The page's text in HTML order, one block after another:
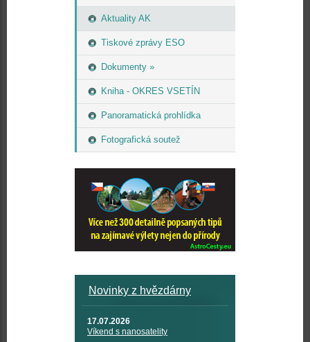
Aktuality AK
Tiskové zprávy ESO
Dokumenty »
Kniha - OKRES VSETÍN
Panoramatická prohlídka
Fotografická soutež
Novinky z hvězdárny
17.07.2026
Víkend s nanosatelity